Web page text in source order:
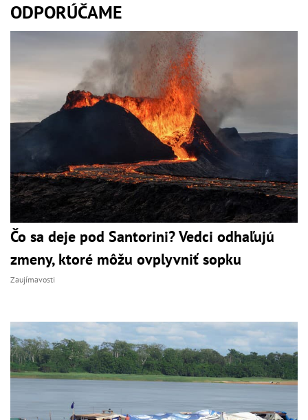
ODPORÚČAME
Čo sa deje pod Santorini? Vedci odhaľujú
zmeny, ktoré môžu ovplyvniť sopku
Zaujímavosti